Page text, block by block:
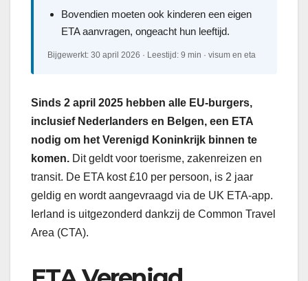
Bovendien moeten ook kinderen een eigen
ETA aanvragen, ongeacht hun leeftijd.
Bijgewerkt: 30 april 2026 · Leestijd: 9 min · visum en eta
Sinds 2 april 2025 hebben alle EU-burgers,
inclusief Nederlanders en Belgen, een ETA
nodig om het Verenigd Koninkrijk binnen te
komen. Dit geldt voor toerisme, zakenreizen en
transit. De ETA kost £10 per persoon, is 2 jaar
geldig en wordt aangevraagd via de UK ETA-app.
Ierland is uitgezonderd dankzij de Common Travel
Area (CTA).